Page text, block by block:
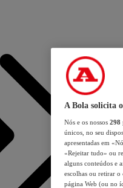
A Bola solicita
Nós e os nossos 298
únicos, no seu
apresentadas em
«Rejeitar tudo» ou
alguns conteúdos e
escolhas ou retirar
página Web (ou no